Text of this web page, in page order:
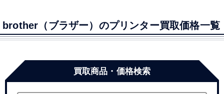
brother（ブラザー）のプリンター買取価格一覧
買取商品・価格検索